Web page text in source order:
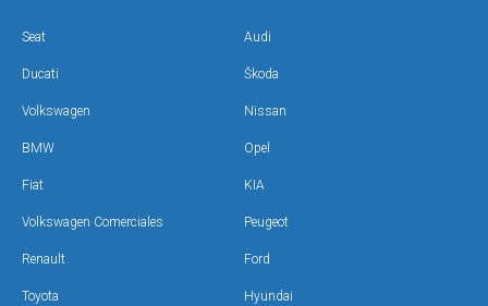
Seat Audi
Ducati Škoda
Volkswagen Nissan
BMW Opel
Fiat KIA
Volkswagen Comerciales Peugeot
Renault Ford
Toyota Hyundai